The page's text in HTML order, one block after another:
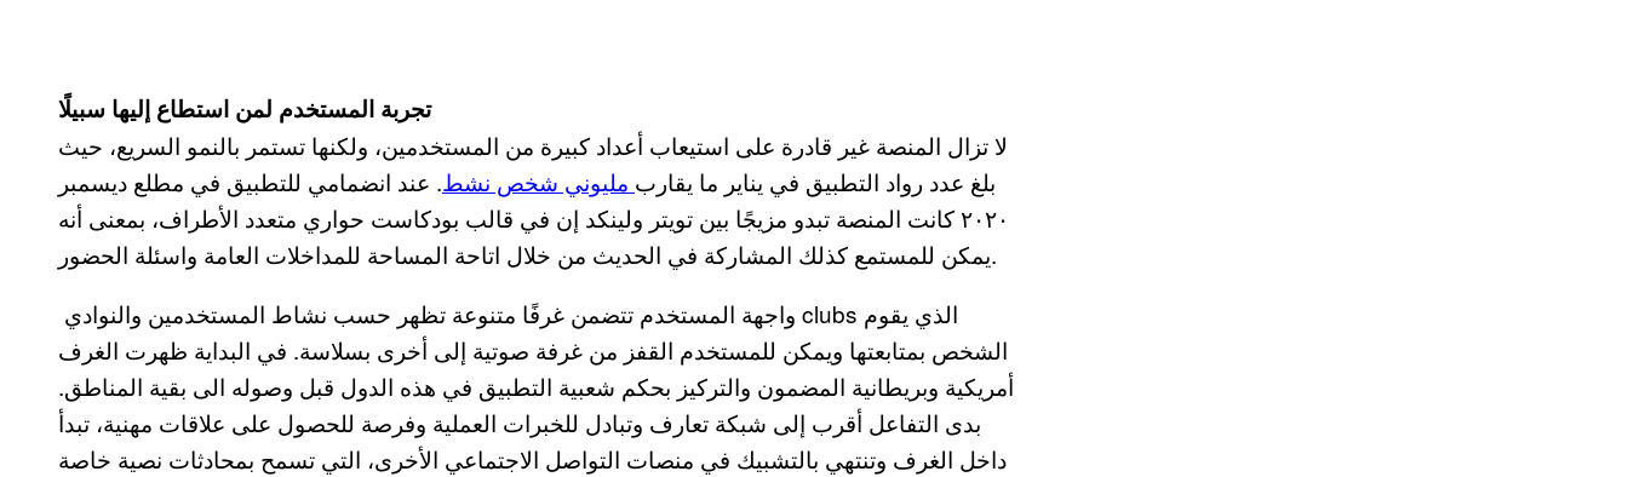
تجربة المستخدم لمن استطاع إليها سبيلًا
لا تزال المنصة غير قادرة على استيعاب أعداد كبيرة من المستخدمين، ولكنها تستمر بالنمو السريع، حيث
بلغ عدد رواد التطبيق في يناير ما يقارب مليوني شخص نشط. عند انضمامي للتطبيق في مطلع ديسمبر
٢٠٢٠ كانت المنصة تبدو مزيجًا بين تويتر ولينكد إن في قالب بودكاست حواري متعدد الأطراف، بمعنى أنه
يمكن للمستمع كذلك المشاركة في الحديث من خلال اتاحة المساحة للمداخلات العامة واسئلة الحضور.
الشخص بمتابعتها ويمكن للمستخدم القفز من غرفة صوتية إلى أخرى بسلاسة. في البداية ظهرت الغرف
أمريكية وبريطانية المضمون والتركيز بحكم شعبية التطبيق في هذه الدول قبل وصوله الى بقية المناطق.
بدى التفاعل أقرب إلى شبكة تعارف وتبادل للخبرات العملية وفرصة للحصول على علاقات مهنية، تبدأ
داخل الغرف وتنتهي بالتشبيك في منصات التواصل الاجتماعي الأخرى، التي تسمح بمحادثات نصية خاصة